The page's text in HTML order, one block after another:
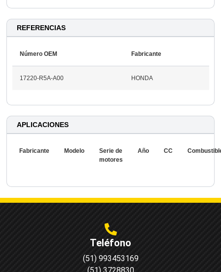
REFERENCIAS
Número OEM Fabricante
17220-R5A-A00 HONDA
APLICACIONES
Fabricante Modelo
Serie de
motores
Año CC
Teléfono
(51) 993453169